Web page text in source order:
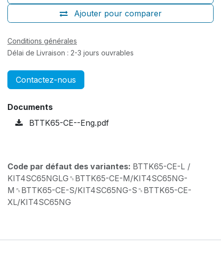
Ajouter pour comparer
Conditions générales
Délai de Livraison : 2-3 jours ouvrables
Contactez-nous
Documents
BTTK65-CE--Eng.pdf
Code par défaut des variantes: BTTK65-CE-L /
KIT4SC65NGLG␞BTTK65-CE-M/KIT4SC65NG-
M␞BTTK65-CE-S/KIT4SC65NG-S␞BTTK65-CE-
XL/KIT4SC65NG